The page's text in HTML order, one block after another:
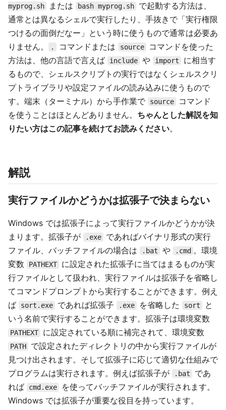
myprog.sh
または bash myprog.sh
で起動する方法は、
通常とは異なるシェルで実行したり、手抜きで「実行権限
つけるの面倒だなー」という時に使うもので通常は必要あ
りません。
. コマンドまたは source
コマンドを使った
方法は、他の言語で言えば
include や import
に相当す
るもので、シェルスクリプトの実行ではなくシェルスクリ
プトライブラリや設定ファイルの読み込みに使うもので
す。端末（ターミナル）から手作業で
source
コマンド
を使うことはほとんどありません。 ちゃんとした解説を知
りたい方はこの記事を続けてお読みください。
解説
実行ファイルかどうかは拡張子で決まらない
Windows では拡張子によって実行ファイルかどうかが決
まります。拡張子が
.exe
であればバイナリ形式の実行
ファイル、バッチファイルの場合は
.bat や .cmd 。環境
変数
PATHEXT
に設定された拡張子に当てはまるものが実
行ファイルとして扱われ、実行ファイルは拡張子を省略し
てコマンドプロンプトから実行することができます。例え
ば
sort.exe であれば拡張子 .exe を省略した sort
と
いう名前で実行することができます。拡張子は環境変数
PATHEXT に設定されている順に補完されて、環境変数
PATH
で設定されたディレクトリの中から実行ファイルが
見つけ出されます。そして拡張子に応じて適切な仕組みで
プログラムは実行されます。例えば拡張子が
.bat
であ
れば
cmd.exe
を使ってバッチファイルが実行されます。
Windows では拡張子が重要な役目を持っています。